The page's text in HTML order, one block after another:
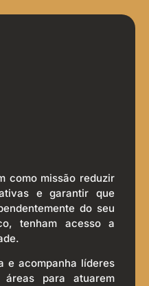
como missão reduzir
e garantir que
do seu
tenham acesso a
e acompanha líderes
para atuarem